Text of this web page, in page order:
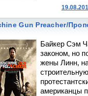
Gun Preacher/
Байкер Сэм
законом, но
жены Линн,
американцы